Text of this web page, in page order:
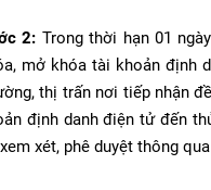
2: Trong thời hạn 01
mở khóa tài khoản định
thị trấn nơi tiếp nhận
định danh điện tử đến
xét, phê duyệt thông